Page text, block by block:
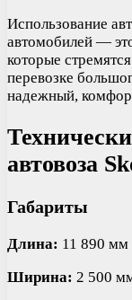
Использование
автомобилей —
которые
перевозке
надежный,
автовоза
Габариты
Длина: 11 890 мм
Ширина: 2 500